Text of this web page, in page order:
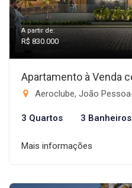
A partir de:
R$ 830.000
Apartamento à Venda
Aeroclube, João
3 Quartos 3 Banheiros
Mais informações